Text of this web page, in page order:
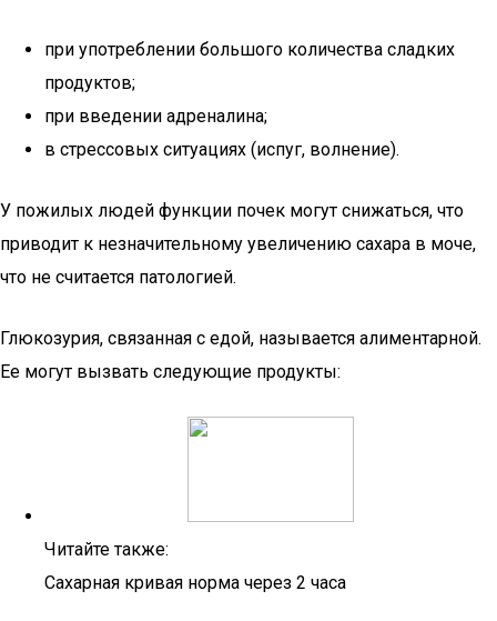
при употреблении большого количества сладких
продуктов;
при введении адреналина;
в стрессовых ситуациях (испуг, волнение).
У пожилых людей функции почек могут снижаться, что
приводит к незначительному увеличению сахара в моче,
что не считается патологией.
Глюкозурия, связанная с едой, называется алиментарной.
Ее могут вызвать следующие продукты:
Читайте также:
Сахарная кривая норма через 2 часа